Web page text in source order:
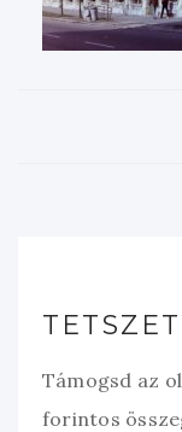
Támogsd az
forintos